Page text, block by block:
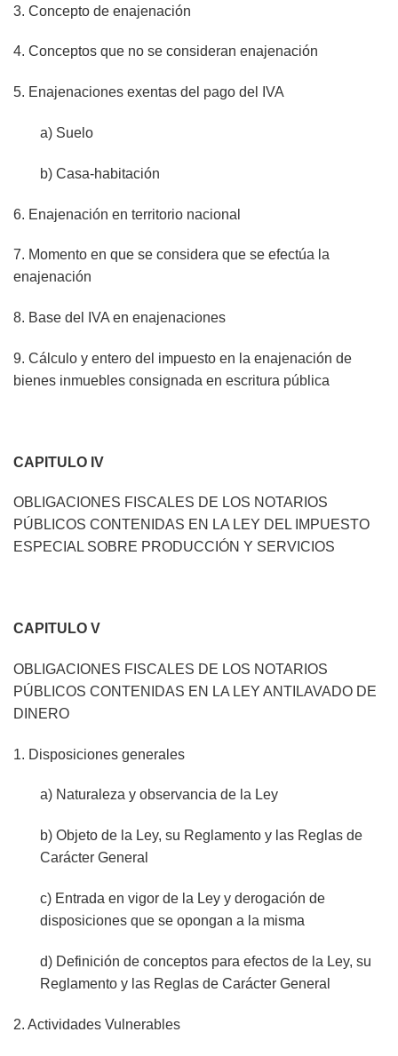
3. Concepto de enajenación
4. Conceptos que no se consideran enajenación
5. Enajenaciones exentas del pago del IVA
a) Suelo
b) Casa-habitación
6. Enajenación en territorio nacional
7. Momento en que se considera que se efectúa la
enajenación
8. Base del IVA en enajenaciones
9. Cálculo y entero del impuesto en la enajenación de
bienes inmuebles consignada en escritura pública
CAPITULO IV
OBLIGACIONES FISCALES DE LOS NOTARIOS
PÚBLICOS CONTENIDAS EN LA LEY DEL IMPUESTO
ESPECIAL SOBRE PRODUCCIÓN Y SERVICIOS
CAPITULO V
OBLIGACIONES FISCALES DE LOS NOTARIOS
PÚBLICOS CONTENIDAS EN LA LEY ANTILAVADO DE
DINERO
1. Disposiciones generales
a) Naturaleza y observancia de la Ley
b) Objeto de la Ley, su Reglamento y las Reglas de
Carácter General
c) Entrada en vigor de la Ley y derogación de
disposiciones que se opongan a la misma
d) Definición de conceptos para efectos de la Ley, su
Reglamento y las Reglas de Carácter General
2. Actividades Vulnerables